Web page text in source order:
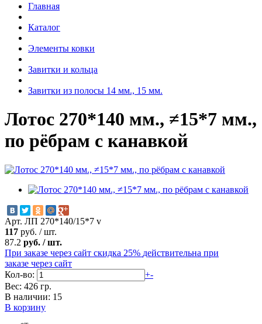
Главная
Каталог
Элементы ковки
Завитки и кольца
Завитки из полосы 14 мм., 15 мм.
Лотос 270*140 мм., ≠15*7 мм.,
по рёбрам с канавкой
Арт. ЛП 270*140/15*7 v
117 руб. /шт.
87.2 руб. /шт.
При заказе через сайт скидка 25% действительна при
заказе через сайт
Кол-во:
+-
Вес: 426 гр.
В наличии: 15
В корзину